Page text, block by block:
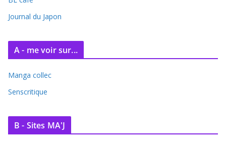
Journal du Japon
A - me voir sur...
Manga collec
Senscritique
B - Sites MA'J